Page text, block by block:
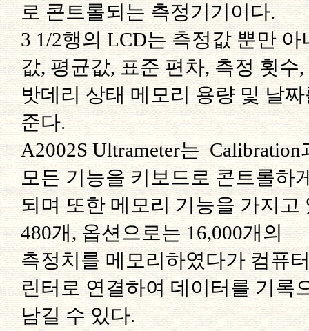
로 콘트롤되는 측정기기이다.
3 1/2행의 LCD는 측정값 뿐만
값, 평균값, 표준 편차, 측정 횟수,
밧데리 상태 메모리 용량 및 날
준다.
A2002S Ultrameter는
모든 기능을 키보드로 콘트롤하
되며 또한 메모리 기능을 가지고
480개, 옵션으로는 16,000개의
측정치를 메모리하였다가 컴퓨
린터로 연결하여 데이터를 기록
남길 수 있다.